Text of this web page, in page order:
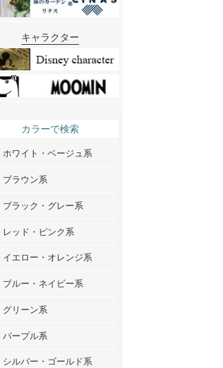
キャラクター
カラーで検索
ホワイト・ベージュ系
ブラウン系
ブラック・グレー系
レッド・ピンク系
イエロー・オレンジ系
ブルー・ネイビー系
グリーン系
パープル系
シルバー・ゴールド系